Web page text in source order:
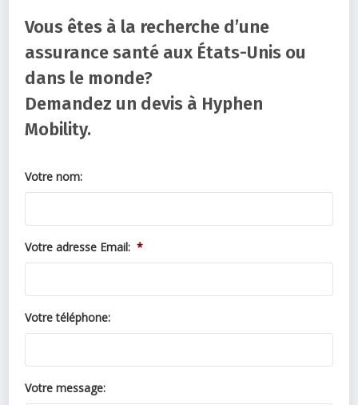
Vous êtes à la recherche d’une
assurance santé aux États-Unis ou
dans le monde?
Demandez un devis à Hyphen
Mobility.
Votre nom:
Votre adresse Email: *
Votre téléphone:
Votre message: